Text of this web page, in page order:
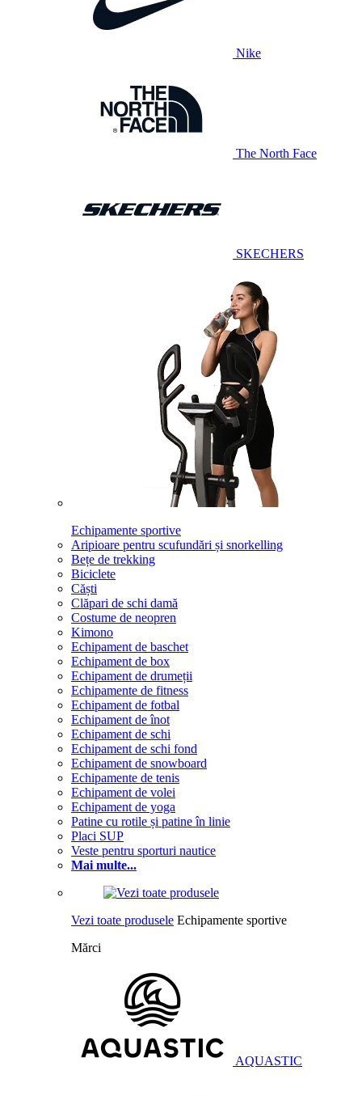
Nike
The North Face
SKECHERS
Echipamente sportive
Aripioare pentru scufundări și snorkelling
Bețe de trekking
Biciclete
Căști
Clăpari de schi damă
Costume de neopren
Kimono
Echipament de baschet
Echipament de box
Echipament de drumeții
Echipamente de fitness
Echipament de fotbal
Echipament de înot
Echipament de schi
Echipament de schi fond
Echipament de snowboard
Echipamente de tenis
Echipament de volei
Echipament de yoga
Patine cu rotile și patine în linie
Placi SUP
Veste pentru sporturi nautice
Mai multe...
Vezi toate produsele Echipamente sportive
Mărci
AQUASTIC